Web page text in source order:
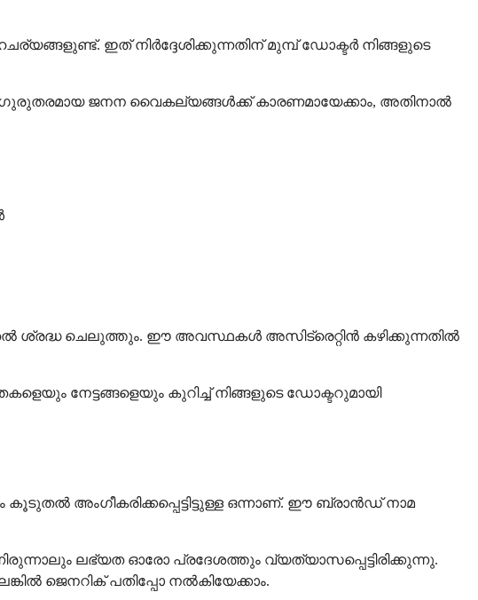
ഇത് നിർദ്ദേശിക്കുന്നതിന് മുമ്പ് ഡോക്ടർ നിങ്ങളുടെ
ജനന വൈകല്യങ്ങൾക്ക് കാരണമായേക്കാം, അതിനാൽ
ശ്രദ്ധ ചെലുത്തും. ഈ അവസ്ഥകൾ അസിട്രെറ്റിൻ കഴിക്കുന്നതിൽ
നേട്ടങ്ങളെയും കുറിച്ച് നിങ്ങളുടെ ഡോക്ടറുമായി
കൂടുതൽ അംഗീകരിക്കപ്പെട്ടിട്ടുള്ള ഒന്നാണ്. ഈ ബ്രാൻഡ് നാമ
ലഭ്യത ഓരോ പ്രദേശത്തും വ്യത്യാസപ്പെട്ടിരിക്കുന്നു.
ജെനറിക് പതിപ്പോ നൽകിയേക്കാം.